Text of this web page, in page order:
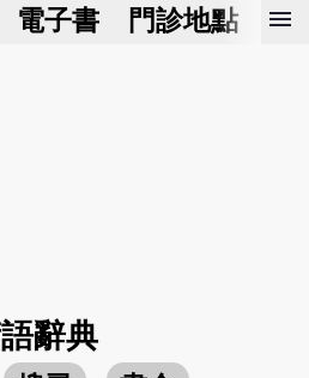
電子書 門診地點 預
menu
辭典